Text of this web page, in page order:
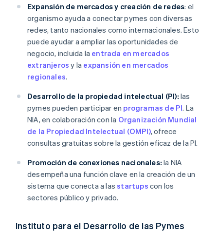
Expansión de mercados y creación de redes: el
organismo ayuda a conectar pymes con diversas
redes, tanto nacionales como internacionales. Esto
puede ayudar a ampliar las oportunidades de
negocio, incluida la entrada en mercados
extranjeros y la expansión en mercados
regionales.
Desarrollo de la propiedad intelectual (PI): las
pymes pueden participar en programas de PI. La
NIA, en colaboración con la Organización Mundial
de la Propiedad Intelectual (OMPI), ofrece
consultas gratuitas sobre la gestión eficaz de la PI.
Promoción de conexiones nacionales: la NIA
desempeña una función clave en la creación de un
sistema que conecta a lasstartups con los
sectores público y privado.
Instituto para el Desarrollo de las Pymes